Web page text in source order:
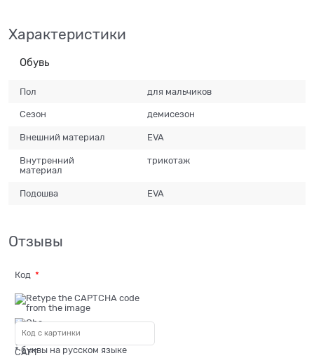
Характеристики
Обувь
Пол для мальчиков
Сезон демисезон
Внешний материал EVA
Внутренний
материал
трикотаж
Подошва EVA
Отзывы
Код
* буквы на русском языке